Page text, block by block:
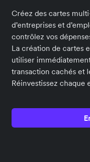
Créez des cartes
d’entreprises et
contrôlez vos
La création de cartes
utiliser
transaction cachés et
Réinvestissez chaque